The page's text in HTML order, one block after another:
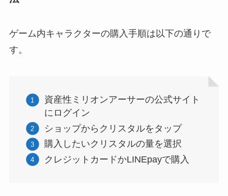
ゲーム内キャラクターの購入手順は以下の通りで
す。
資産性ミリオンアーサーの公式サイト
にログイン
ショップからクリスタルをタップ
購入したいクリスタルの量を選択
クレジットカードかLINEpayで購入